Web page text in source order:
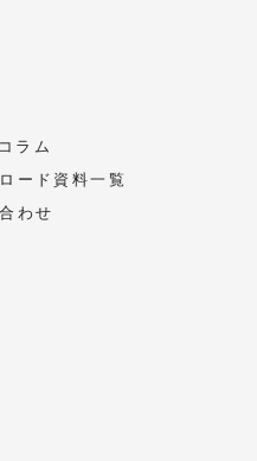
ラム
ード資料一覧
わせ